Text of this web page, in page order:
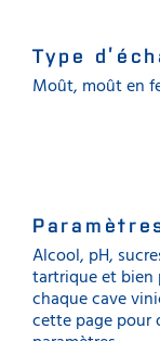
Type
Moût, moût en
Alcool, pH,
tartrique et bien
chaque cave
cette page pour